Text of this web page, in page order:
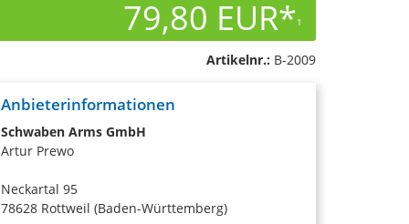
79,80 EUR*1
Artikelnr.: B-2009
Anbieterinformationen
Schwaben Arms GmbH
Artur Prewo
Neckartal 95
78628 Rottweil (Baden-Württemberg)